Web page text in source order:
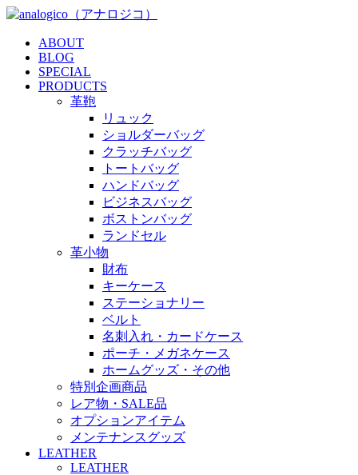
ABOUT
BLOG
SPECIAL
PRODUCTS
革鞄
リュック
ショルダーバッグ
クラッチバッグ
トートバッグ
ハンドバッグ
ビジネスバッグ
ボストンバッグ
ランドセル
革小物
財布
キーケース
ステーショナリー
ベルト
名刺入れ・カードケース
ポーチ・メガネケース
ホームグッズ・その他
特別企画商品
レア物・SALE品
オプションアイテム
メンテナンスグッズ
LEATHER
LEATHER